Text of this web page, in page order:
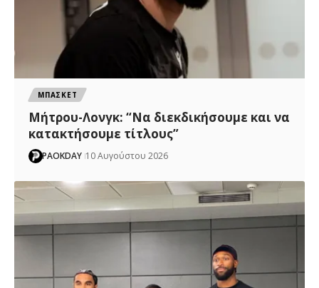
ΜΠΑΣΚΕΤ
Μήτρου-Λονγκ: “Nα διεκδικήσουμε και να
κατακτήσουμε τίτλους”
PAOKDAY 10 Αυγούστου 2026